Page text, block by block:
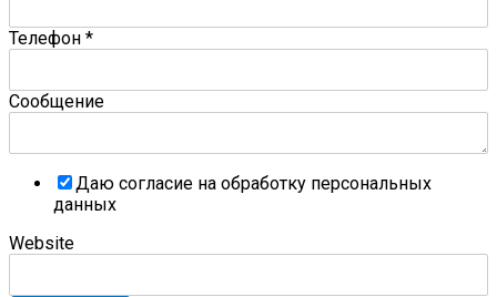
Телефон *
Сообщение
Даю согласие на обработку персональных
данных
Website